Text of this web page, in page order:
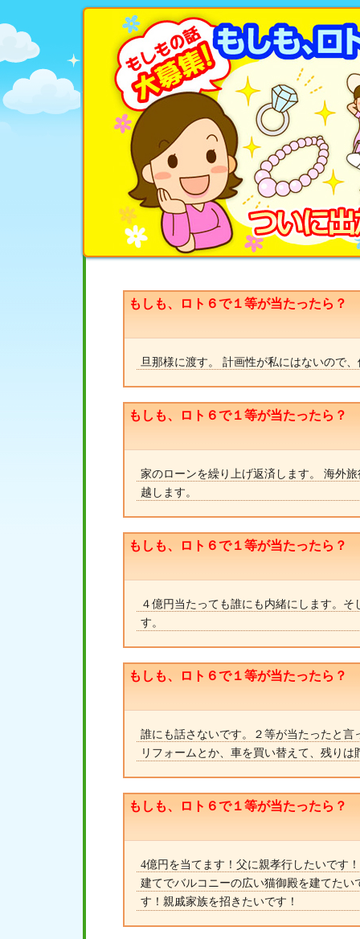
もしも、ロト６で１等が当たったら？
旦那様に渡す。 計画性が私にはないので
もしも、ロト６で１等が当たったら？
家のローンを繰り上げ返済します。 海外
越します。
もしも、ロト６で１等が当たったら？
４億円当たっても誰にも内緒にします。
す。
もしも、ロト６で１等が当たったら？
誰にも話さないです。２等が当たったと
リフォームとか、車を買い替えて、残りは
もしも、ロト６で１等が当たったら？
4億円を当てます！父に親孝行したいです
建てでバルコニーの広い猫御殿を建てた
す！親戚家族を招きたいです！